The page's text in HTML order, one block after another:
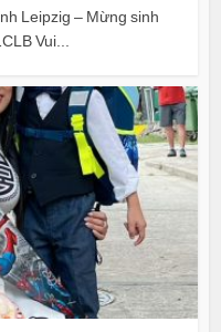
Leipzig – Mừng sinh
Vui...